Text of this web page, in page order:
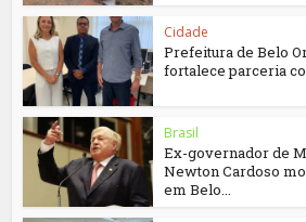
Cidade
Prefeitura de Belo
fortalece parceria
Brasil
Ex-governador de
Newton Cardoso
em Belo...